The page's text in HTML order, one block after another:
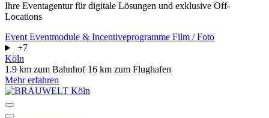
Ihre Eventagentur für digitale Lösungen und exklusive Off-
Locations
Event Eventmodule & Incentiveprogramme Film / Foto
+7
Köln
1.9 km zum Bahnhof 16 km zum Flughafen
Mehr erfahren